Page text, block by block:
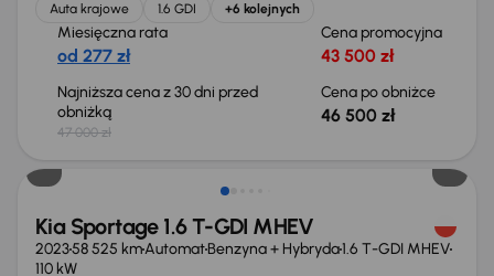
Auta krajowe
1.6 GDI +6 kolejnych
Miesięczna rata
od 277 zł
Cena promocyjna
43 500 zł
Najniższa cena z 30 dni przed
obniżką
47 000 zł
Cena po obniżce
46 500 zł
Taniej o 1 000 zł
Kia Sportage 1.6 T-GDI MHEV
202358 525 kmAutomatBenzyna + Hybryda1.6 T-GDI MHEV
110 kW